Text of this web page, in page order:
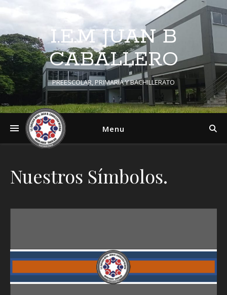
I.E.M JUAN B
CABALLERO
PREESCOLAR, PRIMARIA Y BACHILLERATO
Menu
Nuestros Símbolos.